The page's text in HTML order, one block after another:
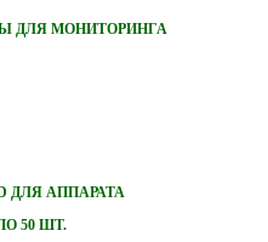
ДЛЯ МОНИТОРИНГА
ДЛЯ АППАРАТА
50 ШТ.